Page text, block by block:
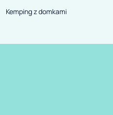
Kemping z domkami